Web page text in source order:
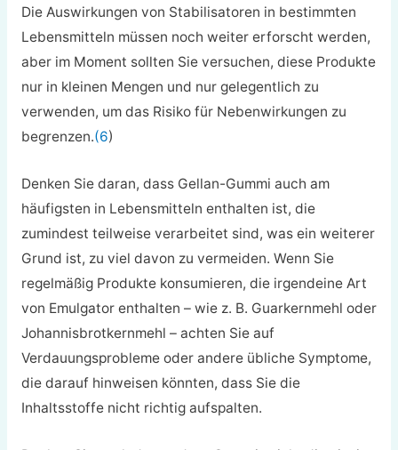
Die Auswirkungen von Stabilisatoren in bestimmten
Lebensmitteln müssen noch weiter erforscht werden,
aber im Moment sollten Sie versuchen, diese Produkte
nur in kleinen Mengen und nur gelegentlich zu
verwenden, um das Risiko für Nebenwirkungen zu
begrenzen.(6)
Denken Sie daran, dass Gellan-Gummi auch am
häufigsten in Lebensmitteln enthalten ist, die
zumindest teilweise verarbeitet sind, was ein weiterer
Grund ist, zu viel davon zu vermeiden. Wenn Sie
regelmäßig Produkte konsumieren, die irgendeine Art
von Emulgator enthalten – wie z. B. Guarkernmehl oder
Johannisbrotkernmehl – achten Sie auf
Verdauungsprobleme oder andere übliche Symptome,
die darauf hinweisen könnten, dass Sie die
Inhaltsstoffe nicht richtig aufspalten.